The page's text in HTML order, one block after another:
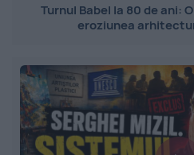
Turnul Babel la 80 de ani:
eroziunea